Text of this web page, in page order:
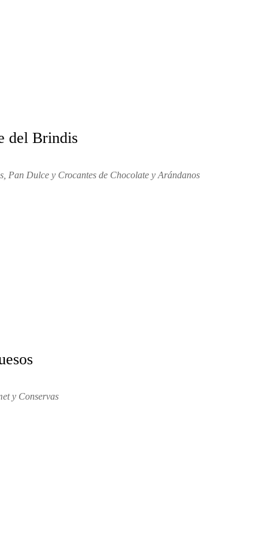
del Brindis
Pan Dulce y Crocantes de Chocolate y Arándanos
y Conservas